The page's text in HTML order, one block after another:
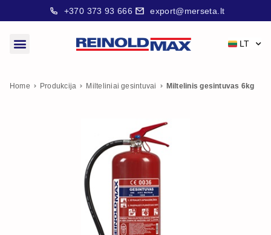
+370 373 93 666 export@merseta.lt
LT
Home Produkcija Milteliniai gesintuvai Miltelinis gesintuvas 6kg